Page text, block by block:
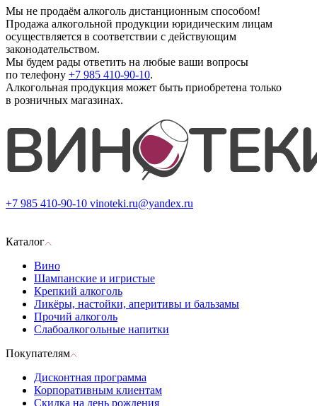
Мы не продаём алкоголь дистанционным способом!
Продажа алкогольной продукции юридическим лицам
осуществляется в соответствии с действующим
законодательством.
Мы будем рады ответить на любые ваши вопросы
по телефону +7 985 410-90-10.
Алкогольная продукция может быть приобретена только
в розничных магазинах.
+7 985 410-90-10 vinoteki.ru@yandex.ru
Каталог
Вино
Шампанские и игристые
Крепкий алкоголь
Ликёры, настойки, аперитивы и бальзамы
Прочий алкоголь
Слабоалкогольные напитки
Покупателям
Дисконтная программа
Корпоративным клиентам
Скидка на день рождения